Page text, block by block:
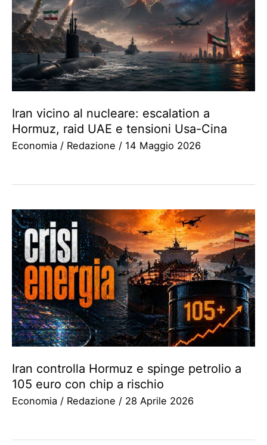
Iran vicino al nucleare: escalation a
Hormuz, raid UAE e tensioni Usa-Cina
Economia / Redazione / 14 Maggio 2026
Iran controlla Hormuz e spinge petrolio a
105 euro con chip a rischio
Economia / Redazione / 28 Aprile 2026